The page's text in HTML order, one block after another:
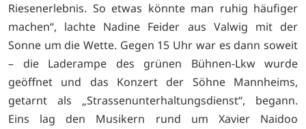
Riesenerlebnis. So etwas könnte man ruhig häufiger
machen“, lachte Nadine Feider aus Valwig mit der
Sonne um die Wette. Gegen 15 Uhr war es dann soweit
– die Laderampe des grünen Bühnen-Lkw wurde
geöffnet und das Konzert der Söhne Mannheims,
getarnt als „Strassenunterhaltungsdienst“, begann.
Eins lag den Musikern rund um Xavier Naidoo